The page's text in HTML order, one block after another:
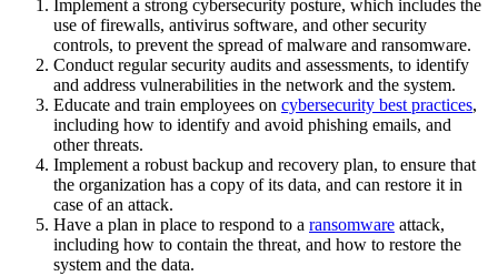
Implement a strong cybersecurity posture, which includes the
use of firewalls, antivirus software, and other security
controls, to prevent the spread of malware and ransomware.
Conduct regular security audits and assessments, to identify
and address vulnerabilities in the network and the system.
Educate and train employees on cybersecurity best practices,
including how to identify and avoid phishing emails, and
other threats.
Implement a robust backup and recovery plan, to ensure that
the organization has a copy of its data, and can restore it in
case of an attack.
Have a plan in place to respond to a ransomware attack,
including how to contain the threat, and how to restore the
system and the data.